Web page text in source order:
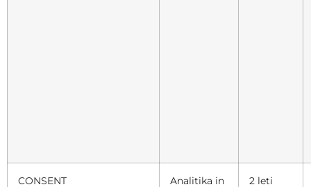
CONSENT
Analitika in
2 leti